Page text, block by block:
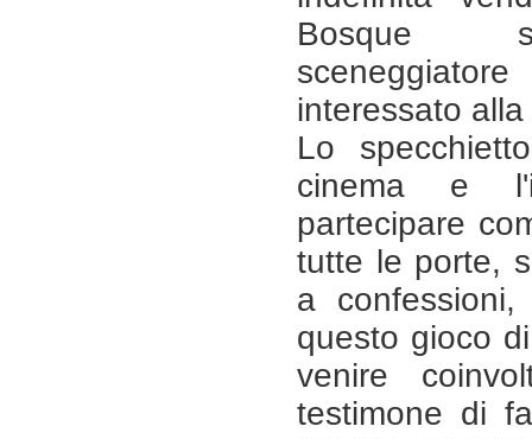
Bosque
interessato
Lo
cinema e
partecipare
tutte le porte,
a
questo gioco
venire
testimone di